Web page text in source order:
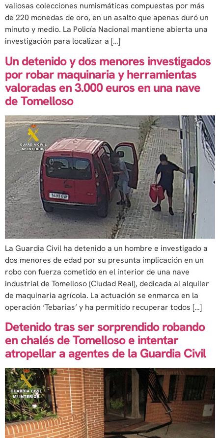
valiosas colecciones numismáticas compuestas por más
de 220 monedas de oro, en un asalto que apenas duró un
minuto y medio. La Policía Nacional mantiene abierta una
investigación para localizar a […]
Un detenido y dos menores investigados
por robar maquinaria y herramientas
valoradas en 3.000 euros en una nave
de Tomelloso
La Guardia Civil ha detenido a un hombre e investigado a
dos menores de edad por su presunta implicación en un
robo con fuerza cometido en el interior de una nave
industrial de Tomelloso (Ciudad Real), dedicada al alquiler
de maquinaria agrícola. La actuación se enmarca en la
operación ‘Tebarias’ y ha permitido recuperar todos […]
Detenido tras ser sorprendido robando
en chalés de Tomelloso e intentar
atropellar a agentes de la Guardia Civil